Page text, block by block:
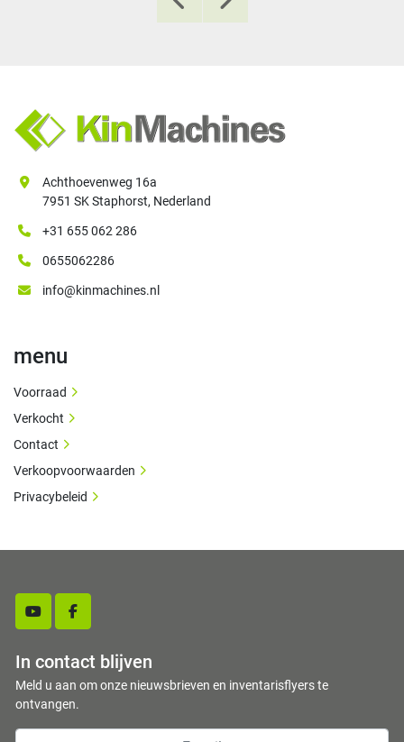
youtubefacebook
In contact blijven
Meld u aan om onze nieuwsbrieven en inventarisflyers te
ontvangen.
Achthoevenweg 16a
7951 SK Staphorst, Nederland
+31 655 062 286
0655062286
info@kinmachines.nl
menu
Voorraad
Verkocht
Contact
Verkoopvoorwaarden
Privacybeleid